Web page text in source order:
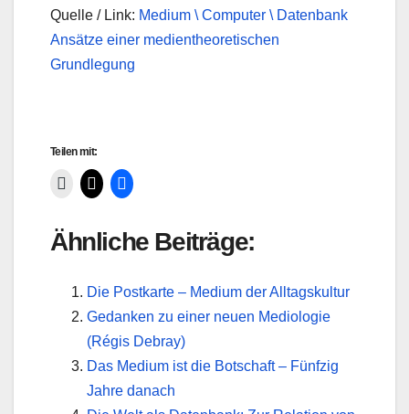
Quelle / Link: Medium \ Computer \ Datenbank
Ansätze einer medientheoretischen
Grundlegung
Teilen mit:
Ähnliche Beiträge:
Die Postkarte – Medium der Alltagskultur
Gedanken zu einer neuen Mediologie
(Régis Debray)
Das Medium ist die Botschaft – Fünfzig
Jahre danach